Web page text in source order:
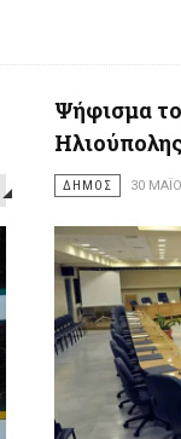
Ψήφισμα
ΔΗΜΟΣ 30